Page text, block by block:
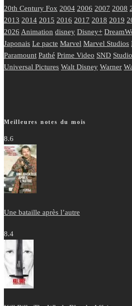
20th Century Fox 2004 2006 2007 2008
2013 2014 2015 2016 2017 2018 2019
2026 Animation disney Disney+
Japonais Le pacte Marvel Marvel Studios
Paramount Pathé Prime Video SND
Universal Pictures Walt Disney Warner
Meilleures notes du mois
8.6
Une bataille après l’autre
8.4